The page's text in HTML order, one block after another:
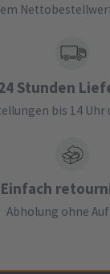
Stunden
bis 14 Uhr
Einfach
Abholung ohne